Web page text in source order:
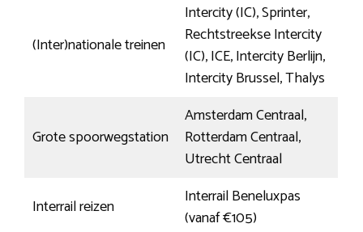
(Inter)nationale treinen
Intercity (IC), Sprinter,
Rechtstreekse Intercity
(IC), ICE, Intercity Berlijn,
Intercity Brussel, Thalys
Grote spoorwegstation
Amsterdam Centraal,
Rotterdam Centraal,
Utrecht Centraal
Interrail reizen
Interrail Beneluxpas
(vanaf €105)